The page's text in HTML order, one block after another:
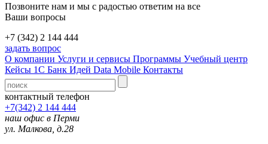
Позвоните нам и мы с радостью ответим на все
Ваши вопросы
+7 (342) 2 144 444
задать вопрос
О компании Услуги и сервисы Программы Учебный центр
Кейсы 1С Банк Идей Data Mobile Контакты
контактный телефон
+7(342) 2 144 444
наш офис в Перми
ул. Малкова, д.28